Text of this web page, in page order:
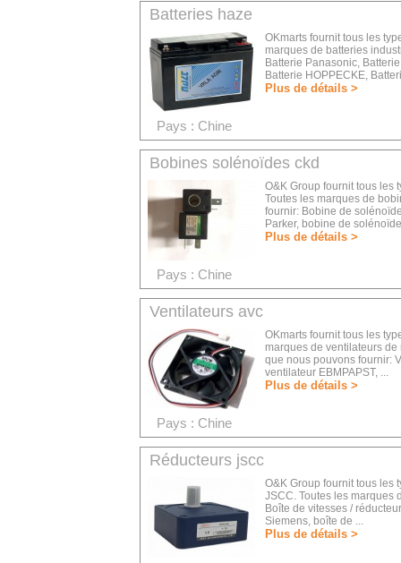
Batteries haze
OKmarts fournit tous les
marques de batteries
Batterie Panasonic,
Batterie HOPPECKE,
Plus de détails >
Pays : Chine
Bobines solénoïdes ckd
O&K Group fournit tous les
Toutes les marques de
fournir: Bobine de
Parker, bobine de
Plus de détails >
Pays : Chine
Ventilateurs avc
OKmarts fournit tous les
marques de ventilateurs
que nous pouvons fournir:
ventilateur EBMPAPST, ...
Plus de détails >
Pays : Chine
Réducteurs jscc
O&K Group fournit tous les
JSCC. Toutes les marques
Boîte de vitesses /
Siemens, boîte de ...
Plus de détails >